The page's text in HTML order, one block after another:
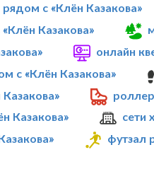
с «Клён Казакова»
Казакова»
онлайн
с «Клён Казакова»
Казакова»
сети
футзал